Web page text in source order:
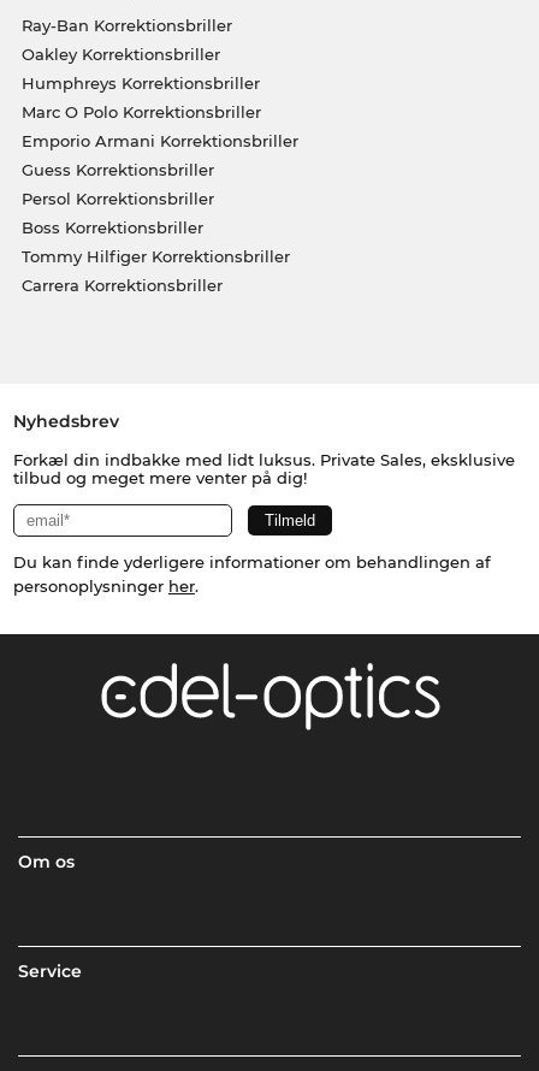
Ray-Ban Korrektionsbriller
Oakley Korrektionsbriller
Humphreys Korrektionsbriller
Marc O Polo Korrektionsbriller
Emporio Armani Korrektionsbriller
Guess Korrektionsbriller
Persol Korrektionsbriller
Boss Korrektionsbriller
Tommy Hilfiger Korrektionsbriller
Carrera Korrektionsbriller
Nyhedsbrev
Forkæl din indbakke med lidt luksus. Private Sales, eksklusive
tilbud og meget mere venter på dig!
Du kan finde yderligere informationer om behandlingen af
personoplysninger her.
Om os
Service